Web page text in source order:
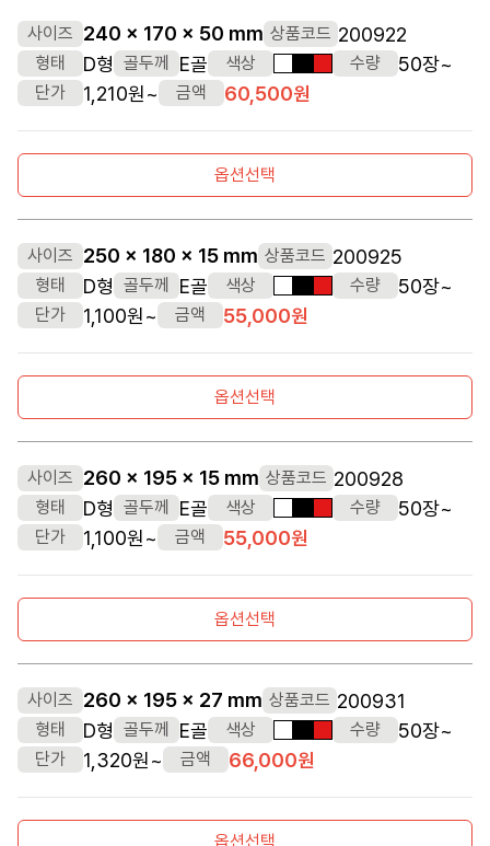
사이즈 240 x 170 x 50 mm 상품코드 200922
형태 D형 골두께 E골 색상 흰색검정색빨간색수량 50장~
단가 1,210원~ 금액 60,500원
옵션선택
사이즈 250 x 180 x 15 mm 상품코드 200925
형태 D형 골두께 E골 색상 흰색검정색빨간색수량 50장~
단가 1,100원~ 금액 55,000원
옵션선택
사이즈 260 x 195 x 15 mm 상품코드 200928
형태 D형 골두께 E골 색상 흰색검정색빨간색수량 50장~
단가 1,100원~ 금액 55,000원
옵션선택
사이즈 260 x 195 x 27 mm 상품코드 200931
형태 D형 골두께 E골 색상 흰색검정색빨간색수량 50장~
단가 1,320원~ 금액 66,000원
옵션선택